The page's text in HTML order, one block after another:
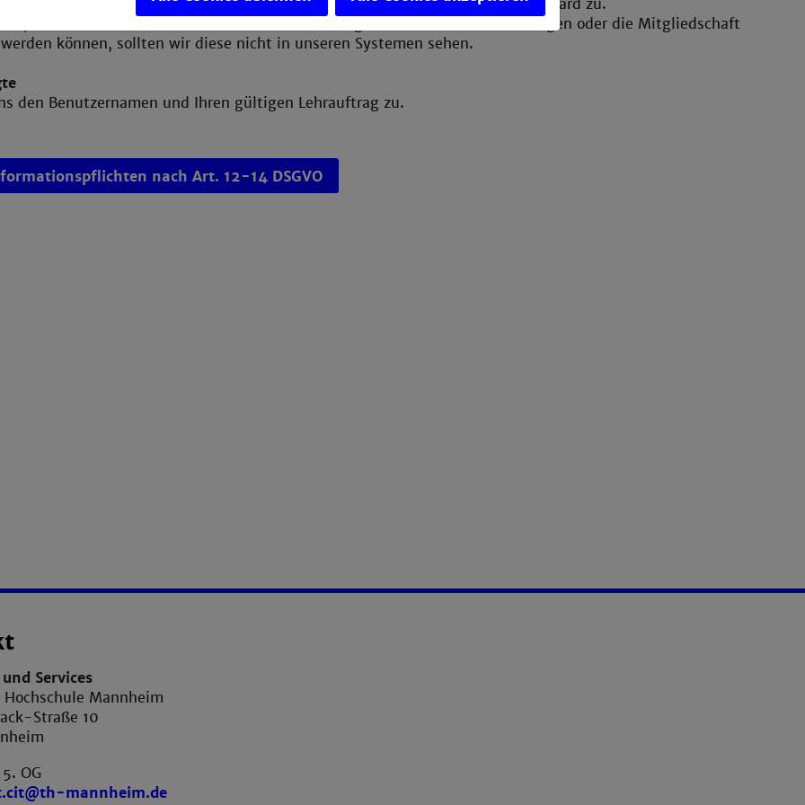
Professoren und Doktoranden muss ein Vertrag mit der Hochschule vorliegen oder die Mitgliedschaft
können, sollten wir diese nicht in unseren Systemen sehen.
den Benutzernamen und Ihren gültigen Lehrauftrag zu.
nach Art. 12-14 DSGVO
Services
Hochschule Mannheim
Straße 10
OG
mannheim.de